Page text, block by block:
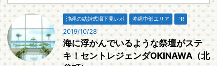
沖縄の結婚式場下見レポ 沖縄中部エリア PR
2019/10/28
海に浮かんでいるような祭壇がステ
キ！セントレジェンダOKINAWA（北